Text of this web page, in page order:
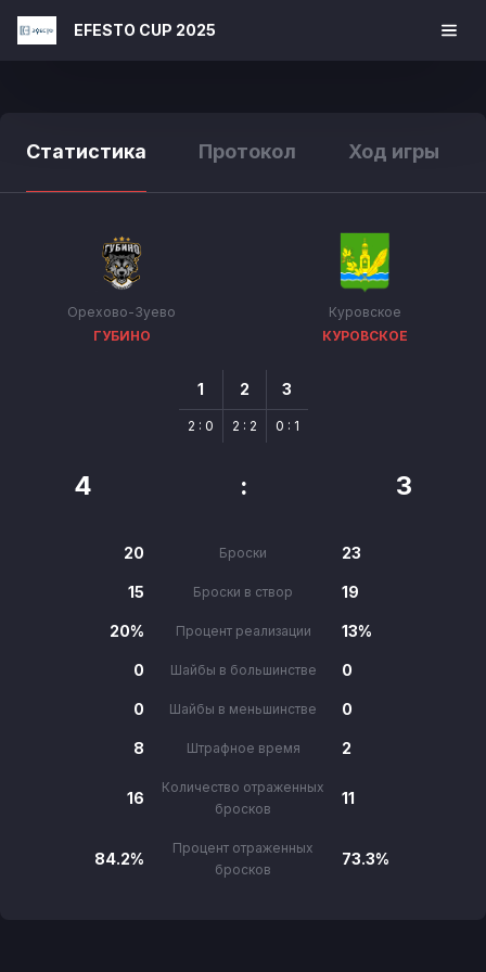
EFESTO CUP 2025
Статистика Протокол Ход игры
Орехово-Зуево
ГУБИНО
Куровское
КУРОВСКОЕ
1
2 : 0
2
2 : 2
3
0 : 1
4 : 3
20 Броски 23
15 Броски в створ 19
20% Процент реализации 13%
0 Шайбы в большинстве 0
0 Шайбы в меньшинстве 0
8 Штрафное время 2
16
Количество отраженных
бросков
11
84.2%
Процент отраженных
бросков
73.3%